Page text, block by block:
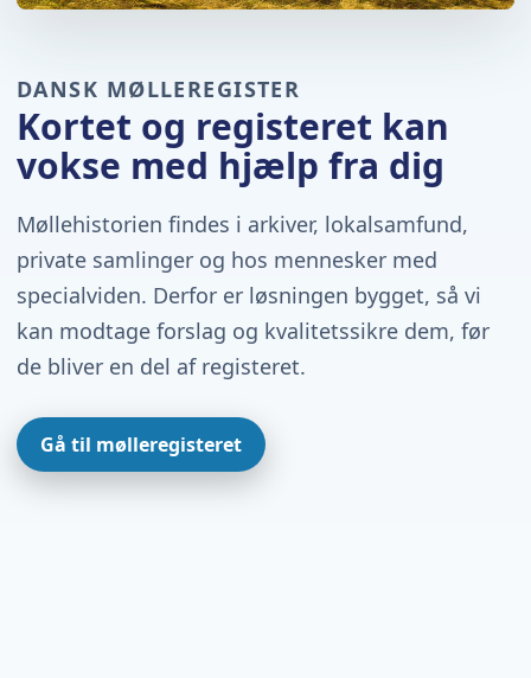
DANSK MØLLEREGISTER
Kortet og registeret kan
vokse med hjælp fra dig
Møllehistorien findes i arkiver, lokalsamfund,
private samlinger og hos mennesker med
specialviden. Derfor er løsningen bygget, så vi
kan modtage forslag og kvalitetssikre dem, før
de bliver en del af registeret.
Gå til mølleregisteret